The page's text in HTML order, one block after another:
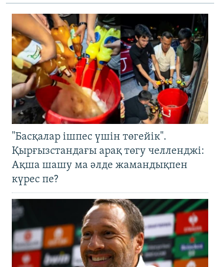
"Басқалар ішпес үшін төгейік".
Қырғызстандағы арақ төгу челленджі:
Ақша шашу ма әлде жамандықпен
күрес пе?